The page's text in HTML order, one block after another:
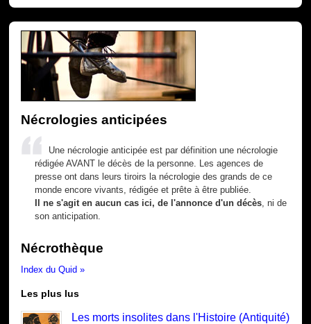
Nécrologies anticipées
Une nécrologie anticipée est par définition une nécrologie
rédigée AVANT le décès de la personne. Les agences de
presse ont dans leurs tiroirs la nécrologie des grands de ce
monde encore vivants, rédigée et prête à être publiée.
Il ne s'agit en aucun cas ici, de l'annonce d'un décès , ni de
son anticipation.
Nécrothèque
Index du Quid »
Les plus lus
Les morts insolites dans l'Histoire (Antiquité)